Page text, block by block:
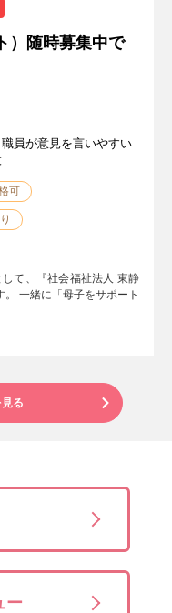
）随時募集中で
員が意見を言いやすい
可
て、『社会福祉法人 東静
一緒に「母子をサポート
る
ー